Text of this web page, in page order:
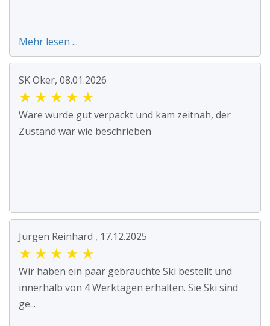
Mehr lesen ...
SK Oker, 08.01.2026
★ ★ ★ ★ ★
Ware wurde gut verpackt und kam zeitnah, der
Zustand war wie beschrieben
Jürgen Reinhard , 17.12.2025
★ ★ ★ ★ ★
Wir haben ein paar gebrauchte Ski bestellt und
innerhalb von 4 Werktagen erhalten. Sie Ski sind
ge...